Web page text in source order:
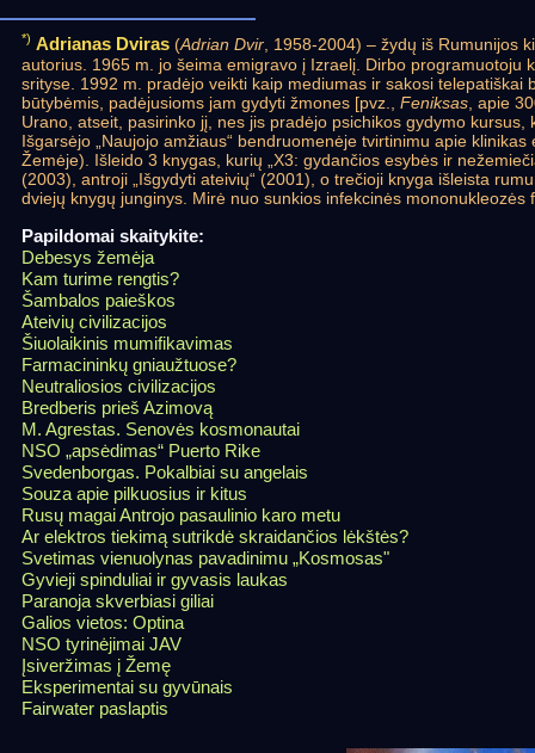
*) Adrianas Dviras (Adrian Dvir , 1958-2004) – žydų iš Rumunijos
autorius. 1965 m. jo šeima emigravo į Izraelį. Dirbo programuotoju
srityse. 1992 m. pradėjo veikti kaip mediumas ir sakosi telepatiškai
būtybėmis, padėjusioms jam gydyti žmones [pvz., Feniksas , apie
Urano, atseit, pasirinko jį, nes jis pradėjo psichikos gydymo
Išgarsėjo „Naujojo amžiaus“ bendruomenėje tvirtinimu apie
Žemėje). Išleido 3 knygas, kurių „X3: gydančios esybės ir
(2003), antroji „Išgydyti ateivių“ (2001), o trečioji knyga išleista
dviejų knygų junginys. Mirė nuo sunkios infekcinės mononukleozės
Papildomai skaitykite:
Debesys žemėja
Kam turime rengtis?
Šambalos paieškos
Ateivių civilizacijos
Šiuolaikinis mumifikavimas
Farmacininkų gniaužtuose?
Neutraliosios civilizacijos
Bredberis prieš Azimovą
M. Agrestas. Senovės kosmonautai
NSO „apsėdimas“ Puerto Rike
Svedenborgas. Pokalbiai su angelais
Souza apie pilkuosius ir kitus
Rusų magai Antrojo pasaulinio karo metu
Ar elektros tiekimą sutrikdė skraidančios lėkštės?
Svetimas vienuolynas pavadinimu „Kosmosas"
Gyvieji spinduliai ir gyvasis laukas
Paranoja skverbiasi giliai
Galios vietos: Optina
NSO tyrinėjimai JAV
Įsiveržimas į Žemę
Eksperimentai su gyvūnais
Fairwater paslaptis